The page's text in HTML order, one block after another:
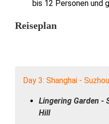
bis 12 Personen und
Reiseplan
Day 3: Shanghai - Suzhou
Lingering Garden -
Hill